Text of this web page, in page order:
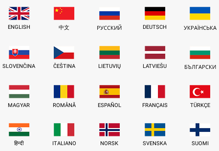
ENGLISH 中文 РУССКИЙ DEUTSCH УКРАЇНСЬКА
SLOVENČINA ČEŠTINA LIETUVIŲ LATVIEŠU БЪЛГАРСКИ
MAGYAR ROMÂNĂ ESPAÑOL FRANÇAIS TÜRKÇE
हिन्दी ITALIANO NORSK SVENSKA SUOMI